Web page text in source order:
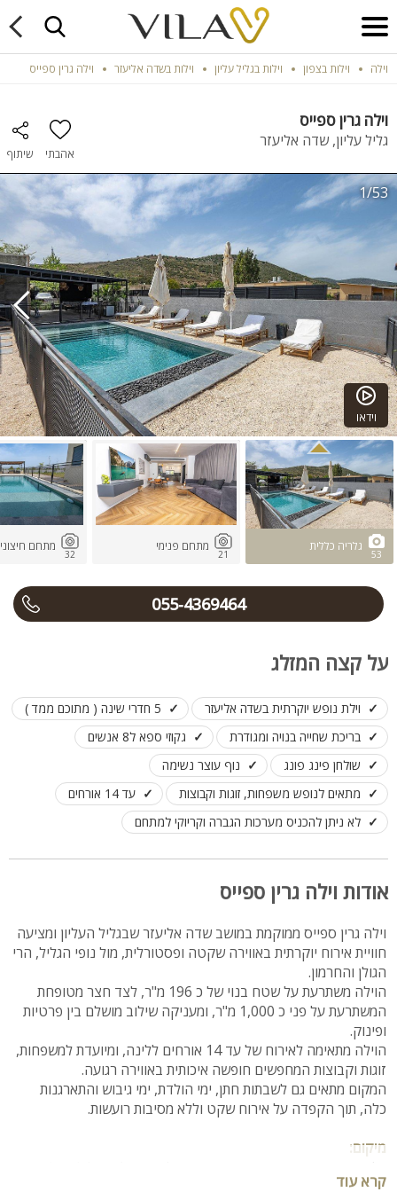
וילה וילות בצפון וילות בגליל עליון וילות בשדה אליעזר וילה גרין ספייס
וילה גרין ספייס
גליל עליון, שדה אליעזר
אהבתי שיתוף
וידאו
1/53
53
גלריה כללית
21
מתחם פנימי
32
מתחם חיצוני
055-4369464
על קצה המזלג
וילת נופש יוקרתית בשדה אליעזר
5 חדרי שינה ( מתוכם ממד )
בריכת שחייה בנויה ומגודרת
גקוזי ספא ל8 אנשים
שולחן פינג פונג
נוף עוצר נשימה
מתאים לנופש משפחות, זוגות וקבוצות
עד 14 אורחים
לא ניתן להכניס מערכות הגברה וקריוקי למתחם
אודות וילה גרין ספייס
וילה גרין ספייס ממוקמת במושב שדה אליעזר שבגליל העליון ומציעה
חוויית אירוח יוקרתית באווירה שקטה ופסטורלית, מול נופי הגליל, הרי
הגולן והחרמון.
הוילה משתרעת על שטח בנוי של כ 196 מ"ר, לצד חצר מטופחת
המשתרעת על פני כ 1,000 מ"ר, ומעניקה שילוב מושלם בין פרטיות
ופינוק.
הוילה מתאימה לאירוח של עד 14 אורחים ללינה, ומיועדת למשפחות,
זוגות וקבוצות המחפשים חופשה איכותית באווירה רגועה.
המקום מתאים גם לשבתות חתן, ימי הולדת, ימי גיבוש והתארגנות
כלה, תוך הקפדה על אירוח שקט וללא מסיבות רועשות.
מיקום:
קרא עוד